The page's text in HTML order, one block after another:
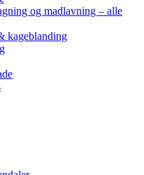
og madlavning – alle
kageblanding